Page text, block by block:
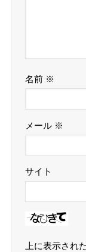
名前 ※
メール ※
サイト
上に表示され